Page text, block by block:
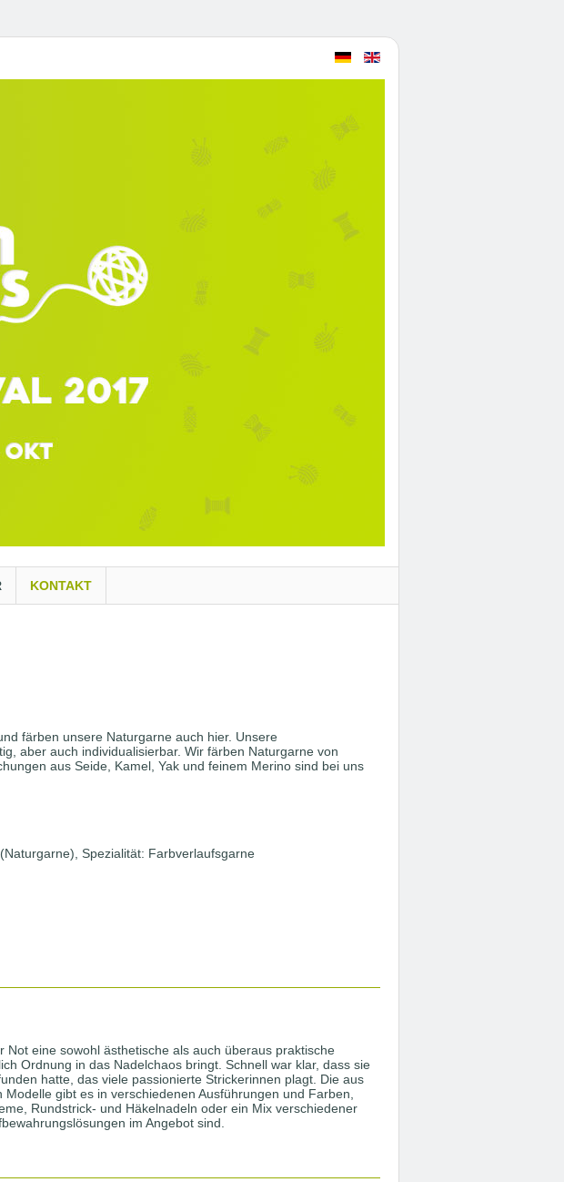
KONTAKT
färben unsere Naturgarne auch hier. Unsere
aber auch individualisierbar. Wir färben Naturgarne von
aus Seide, Kamel, Yak und feinem Merino sind bei uns
Spezialität: Farbverlaufsgarne
Not eine sowohl ästhetische als auch überaus praktische
Ordnung in das Nadelchaos bringt. Schnell war klar, dass sie
hatte, das viele passionierte Strickerinnen plagt. Die aus
gibt es in verschiedenen Ausführungen und Farben,
Rundstrick- und Häkelnadeln oder ein Mix verschiedener
im Angebot sind.